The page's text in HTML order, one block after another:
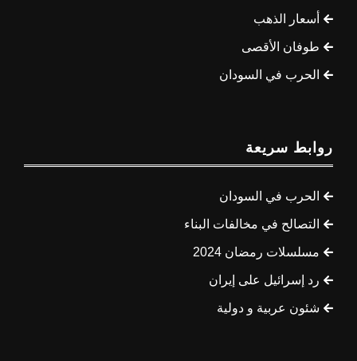
أسعار الذهب
طوفان الأقصى
الحرب في السودان
روابط سريعة
الحرب في السودان
التصالح في مخالفات البناء
مسلسلات رمضان 2024
رد إسرائيل على إيران
شئون عربية و دولية